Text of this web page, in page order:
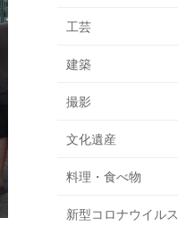
工芸
建築
撮影
文化遺産
料理・食べ物
新型コロナウイルス